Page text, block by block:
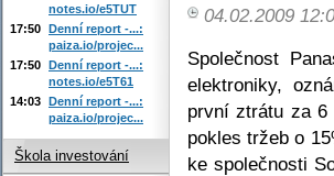
04.02.2009
Společnost
elektroniky,
první ztrátu za
pokles tržeb o
ke společnosti
notes.io/e5TUT
17:50 Denní report -...:
paiza.io/projec...
17:50 Denní report -...:
notes.io/e5T61
14:03 Denní report -...:
paiza.io/projec...
Škola investování